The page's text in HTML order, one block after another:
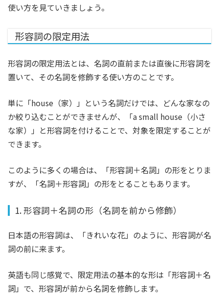
使い方を見ていきましょう。
形容詞の限定用法
形容詞の限定用法とは、名詞の直前または直後に形容詞を
置いて、その名詞を修飾する使い方のことです。
単に「house（家）」という名詞だけでは、どんな家なの
か絞り込むことができませんが、「a small house（小さ
な家）」と形容詞を付けることで、対象を限定することが
できます。
このように多くの場合は、「形容詞＋名詞」の形をとりま
すが、「名詞＋形容詞」の形をとることもあります。
1. 形容詞＋名詞の形（名詞を前から修飾）
日本語の形容詞は、「きれいな花」のように、形容詞が名
詞の前に来ます。
英語も同じ感覚で、限定用法の基本的な形は「形容詞＋名
詞」で、形容詞が前から名詞を修飾します。